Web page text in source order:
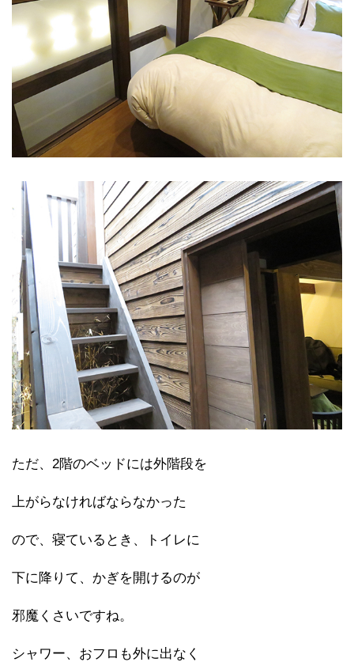
ただ、2階のベッドには外階段を
上がらなければならなかった
ので、寝ているとき、トイレに
下に降りて、かぎを開けるのが
邪魔くさいですね。
シャワー、おフロも外に出なく